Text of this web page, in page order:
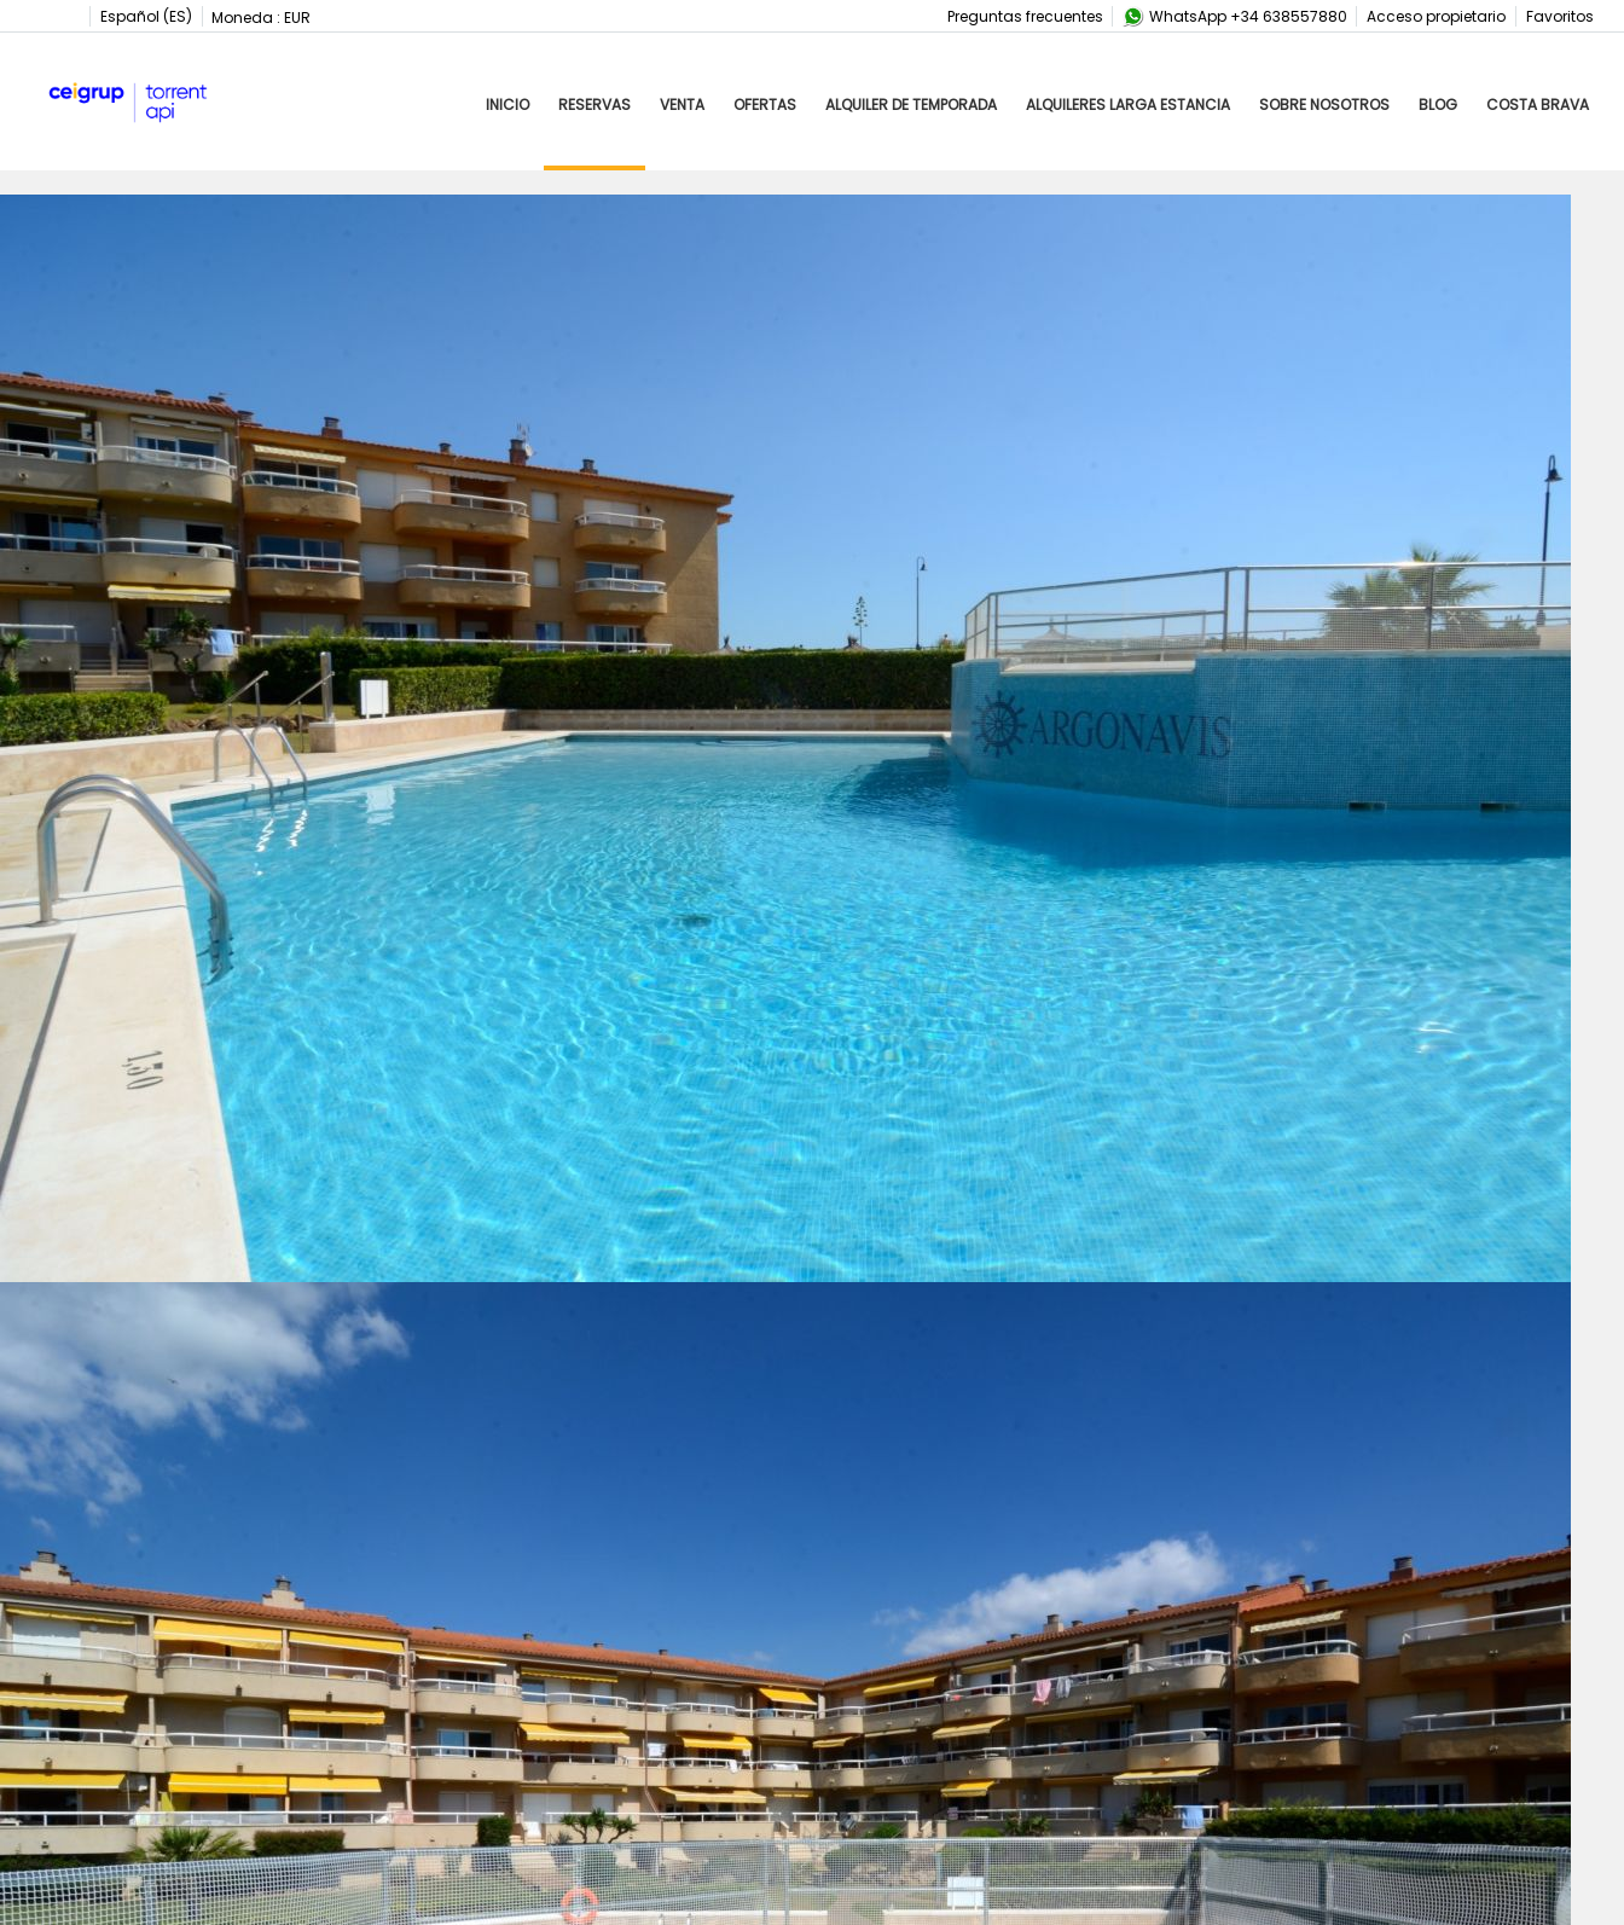
Español (ES) Moneda : EUR Favoritos
Acceso propietario
WhatsApp +34 638557880
Preguntas frecuentes
INICIO RESERVAS VENTA OFERTAS ALQUILER DE TEMPORADA ALQUILERES LARGA ESTANCIA SOBRE NOSOTROS BLOG COSTA BRAVA